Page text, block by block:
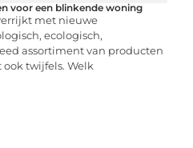
voor een blinkende woning
met nieuwe
ecologisch,
assortiment van producten
twijfels. Welk